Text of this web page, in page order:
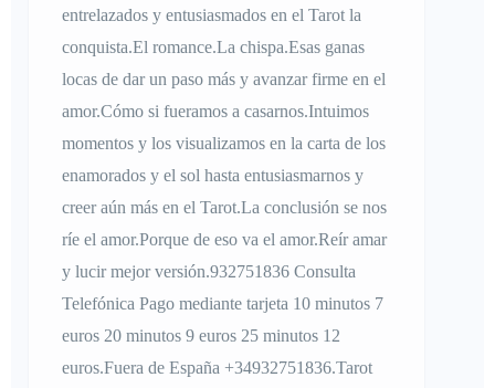
entrelazados y entusiasmados en el Tarot la
conquista.El romance.La chispa.Esas ganas
locas de dar un paso más y avanzar firme en el
amor.Cómo si fueramos a casarnos.Intuimos
momentos y los visualizamos en la carta de los
enamorados y el sol hasta entusiasmarnos y
creer aún más en el Tarot.La conclusión se nos
ríe el amor.Porque de eso va el amor.Reír amar
y lucir mejor versión.932751836 Consulta
Telefónica Pago mediante tarjeta 10 minutos 7
euros 20 minutos 9 euros 25 minutos 12
euros.Fuera de España +34932751836.Tarot